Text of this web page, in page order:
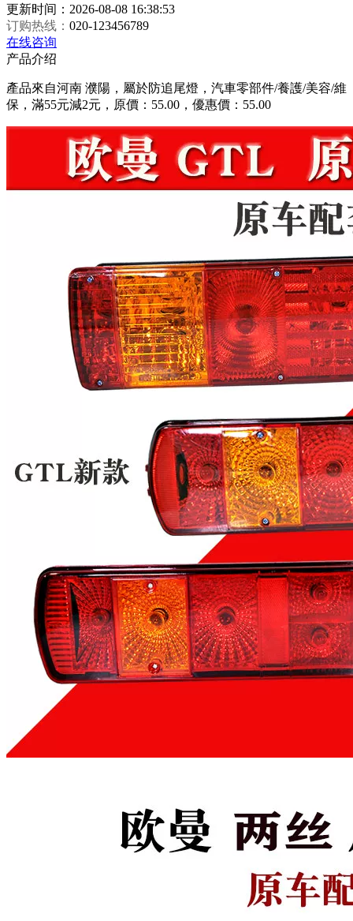
更新时间：2026-08-08 16:38:53
订购热线： 020-123456789
在线咨询
产品介绍
產品來自河南 濮陽，屬於防追尾燈，汽車零部件/養護/美容/維
保，滿55元減2元，原價：55.00，優惠價：55.00